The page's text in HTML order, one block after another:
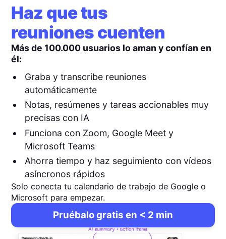
Haz que tus
reuniones cuenten
Más de 100.000 usuarios lo aman y confían en
él:
Graba y transcribe reuniones
automáticamente
Notas, resúmenes y tareas accionables muy
precisas con IA
Funciona con Zoom, Google Meet y
Microsoft Teams
Ahorra tiempo y haz seguimiento con vídeos
asíncronos rápidos
Solo conecta tu calendario de trabajo de Google o
Microsoft para empezar.
Pruébalo gratis en < 2 min